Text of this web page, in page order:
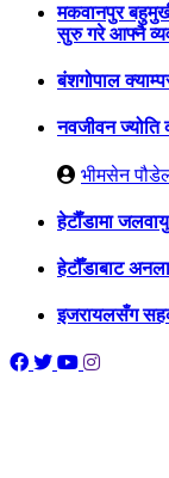
मकवानपुर
सुरु गरे आफ्नै
बंशगोपाल
नवजीवन ज्योति
भीमसेन
हेटाैँडामा जलवायु
हेटौँडाबाट
इजरायलसँग